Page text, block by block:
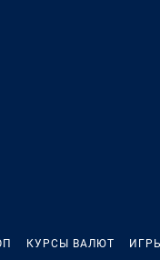
КУРСЫ ВАЛЮТ